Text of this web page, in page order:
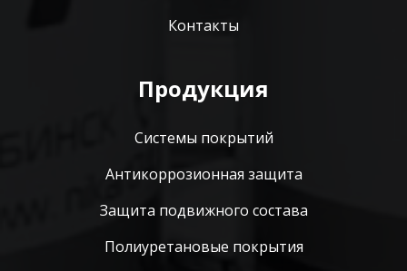
Контакты
Продукция
Системы покрытий
Антикоррозионная защита
Защита подвижного состава
Полиуретановые покрытия